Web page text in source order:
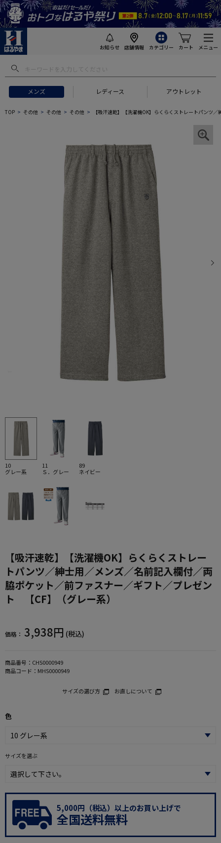
お知らせ 店舗情報 カテゴリー カート メニュー
メンズ レディース アウトレット
TOP その他 その他 その他 【吸汗速乾】【洗濯機OK】らくらくストレートパンツ
10
グレー系
11
Ｓ．グレー
89
ネイビー
【吸汗速乾】【洗濯機OK】らくらくストレー
トパンツ／紳士用／メンズ／名前記入欄付／両
脇ポケット／前ファスナー／ギフト／プレゼン
ト 【CF】（グレー系）
価格： 3,938円 (税込)
商品番号： CHS0000949
商品コード： MHS0000949
サイズの選び方 お直しについて
色
サイズを選ぶ
5,000円（税込）以上のお買い上げで
全国送料無料